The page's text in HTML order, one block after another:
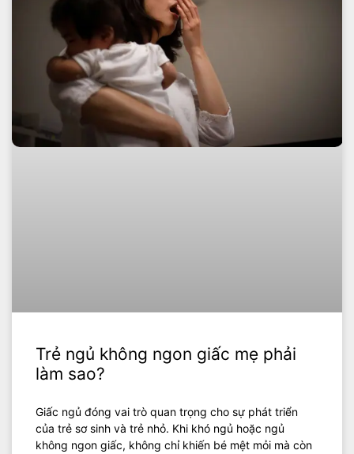
Trẻ ngủ không ngon giấc mẹ phải
làm sao?
Giấc ngủ đóng vai trò quan trọng cho sự phát triển
của trẻ sơ sinh và trẻ nhỏ. Khi khó ngủ hoặc ngủ
không ngon giấc, không chỉ khiến bé mệt mỏi mà còn